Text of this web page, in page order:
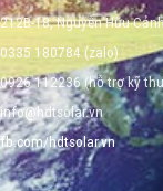
212B-18, Nguyễn Hữu
0335 180784 (zalo)
0926 112236 (hỗ trợ kỹ
info@hdtsolar.vn
fb.com/hdtsolar.vn